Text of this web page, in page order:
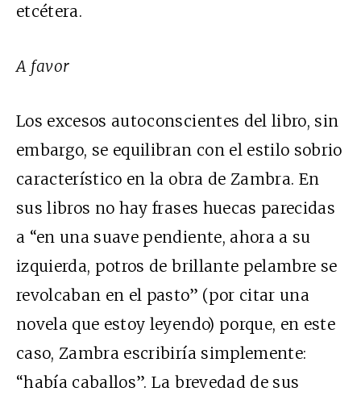
etcétera.
A favor
Los excesos autoconscientes del libro, sin
embargo, se equilibran con el estilo sobrio
característico en la obra de Zambra. En
sus libros no hay frases huecas parecidas
a “en una suave pendiente, ahora a su
izquierda, potros de brillante pelambre se
revolcaban en el pasto” (por citar una
novela que estoy leyendo) porque, en este
caso, Zambra escribiría simplemente:
“había caballos”. La brevedad de sus